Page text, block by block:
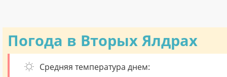
Погода в Вторых Ялдрах
Средняя температура днем: